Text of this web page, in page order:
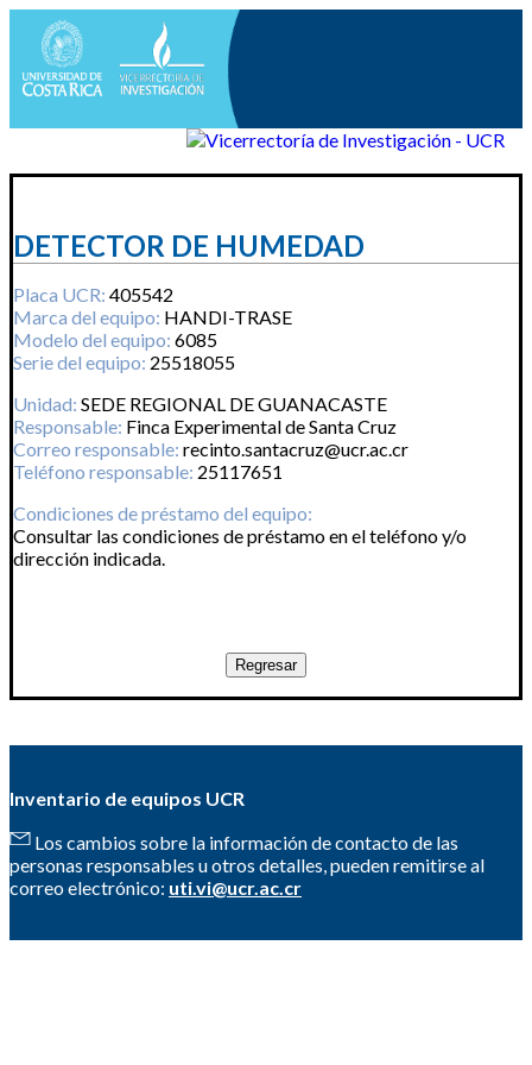
DETECTOR DE HUMEDAD
Placa UCR: 405542
Marca del equipo: HANDI-TRASE
Modelo del equipo: 6085
Serie del equipo: 25518055
Unidad: SEDE REGIONAL DE GUANACASTE
Responsable: Finca Experimental de Santa Cruz
Correo responsable: recinto.santacruz@ucr.ac.cr
Teléfono responsable: 25117651
Condiciones de préstamo del equipo:
Consultar las condiciones de préstamo en el teléfono y/o
dirección indicada.
Inventario de equipos UCR
Los cambios sobre la información de contacto de las
personas responsables u otros detalles, pueden remitirse al
correo electrónico: uti.vi@ucr.ac.cr